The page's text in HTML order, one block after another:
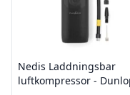
Nedis Laddningsbar
luftkompressor -